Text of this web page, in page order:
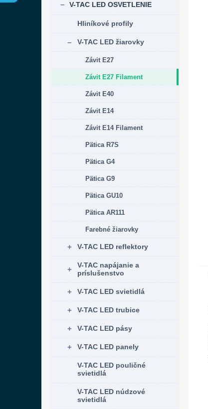
V-TAC LED OSVETLENIE
Hliníkové profily
V-TAC LED žiarovky
Závit E27
Závit E27 Filament
Závit E40
Závit E14
Závit E14 Filament
Pätica R7S
Pätica G4
Pätica G9
Pätica GU10
Pätica AR111
Farebné žiarovky
V-TAC LED reflektory
V-TAC napájanie a
príslušenstvo
V-TAC LED svietidlá
V-TAC LED trubice
V-TAC LED pásy
V-TAC LED panely
V-TAC LED pouličné
svietidlá
V-TAC LED núdzové
svietidlá